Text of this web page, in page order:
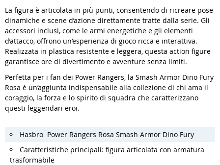
La figura è articolata in più punti, consentendo di ricreare pose
dinamiche e scene d’azione direttamente tratte dalla serie. Gli
accessori inclusi, come le armi energetiche e gli elementi
d’attacco, offrono un’esperienza di gioco ricca e interattiva.
Realizzata in plastica resistente e leggera, questa action figure
garantisce ore di divertimento e avventure senza limiti.
Perfetta per i fan dei Power Rangers, la Smash Armor Dino Fury
Rosa è un’aggiunta indispensabile alla collezione di chi ama il
coraggio, la forza e lo spirito di squadra che caratterizzano
questi leggendari eroi.
Hasbro Power Rangers Rosa Smash Armor Dino Fury
Caratteristiche principali: figura articolata con armatura
trasformabile